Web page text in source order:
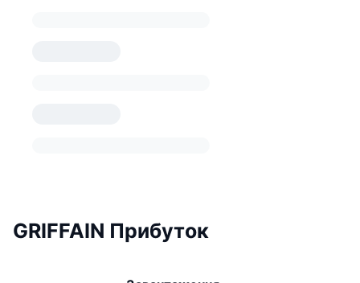
GRIFFAIN Прибуток